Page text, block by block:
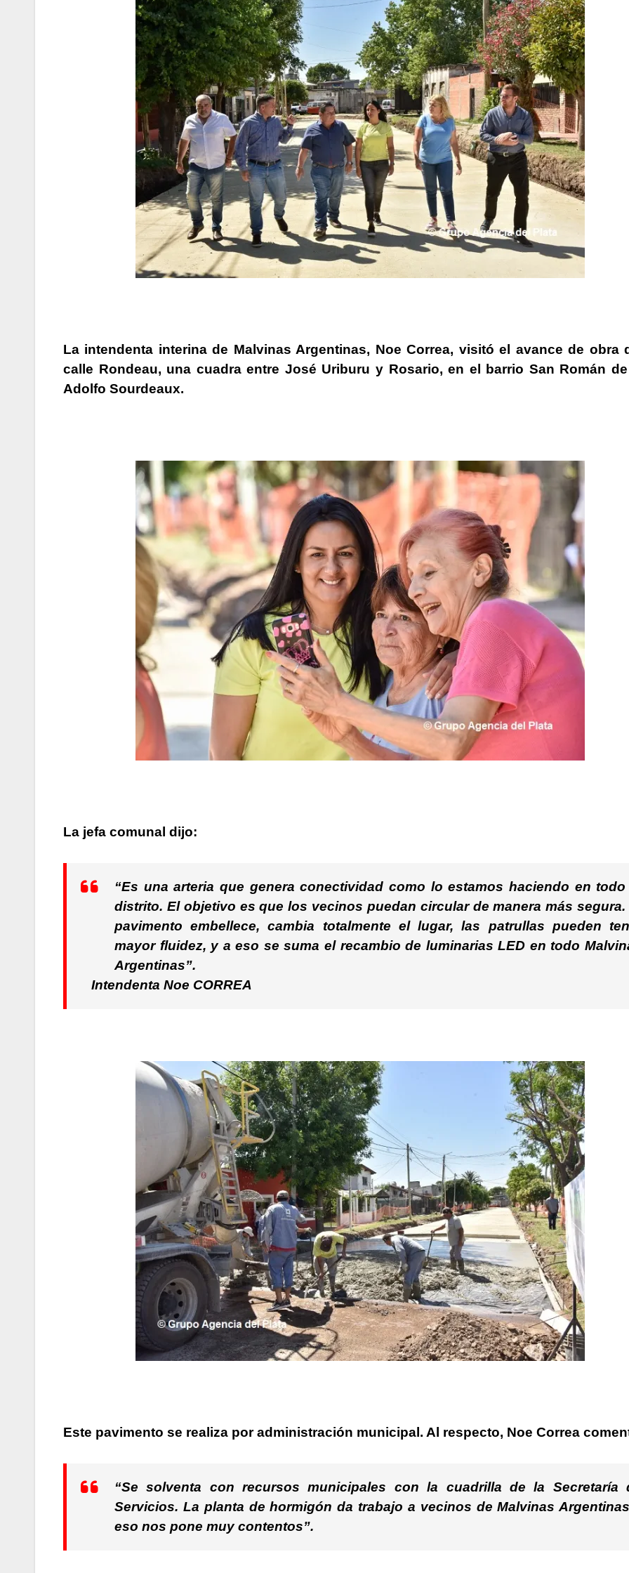
La intendenta interina de Malvinas Argentinas, Noe Correa, visitó el avance de obra
calle Rondeau, una cuadra entre José Uriburu y Rosario, en el barrio San Román
Adolfo Sourdeaux.
La jefa comunal dijo:
“Es una arteria que genera conectividad como lo estamos haciendo en todo
distrito. El objetivo es que los vecinos puedan circular de manera más segura.
pavimento embellece, cambia totalmente el lugar, las patrullas pueden
mayor fluidez, y a eso se suma el recambio de luminarias LED en todo
Argentinas”.
Intendenta Noe CORREA
Este pavimento se realiza por administración municipal. Al respecto, Noe Correa
“Se solventa con recursos municipales con la cuadrilla de la Secretaría
Servicios. La planta de hormigón da trabajo a vecinos de Malvinas
eso nos pone muy contentos”.